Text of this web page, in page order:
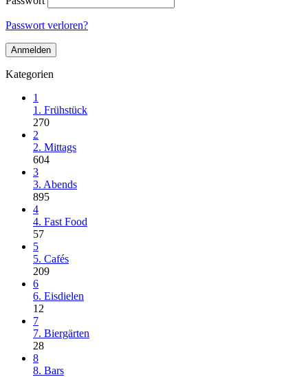
Passwort verloren?
Kategorien
1
1. Frühstück
270
2
2. Mittags
604
3
3. Abends
895
4
4. Fast Food
57
5
5. Cafés
209
6
6. Eisdielen
12
7
7. Biergärten
28
8
8. Bars